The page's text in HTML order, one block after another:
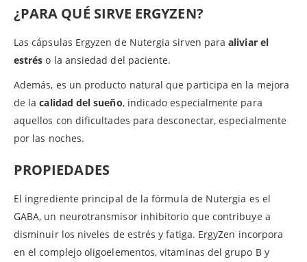
¿PARA QUÉ SIRVE ERGYZEN?
Las cápsulas Ergyzen de Nutergia sirven paraaliviar el
estrés o la ansiedad del paciente.
Además, es un producto natural que participa en la mejora
de lacalidad del sueño, indicado especialmente para
aquellos con dificultades para desconectar, especialmente
por las noches.
PROPIEDADES
El ingrediente principal de la fórmula de Nutergia es el
GABA, un neurotransmisor inhibitorio que contribuye a
disminuir los niveles de estrés y fatiga. ErgyZen incorpora
en el complejo oligoelementos, vitaminas del grupo B y